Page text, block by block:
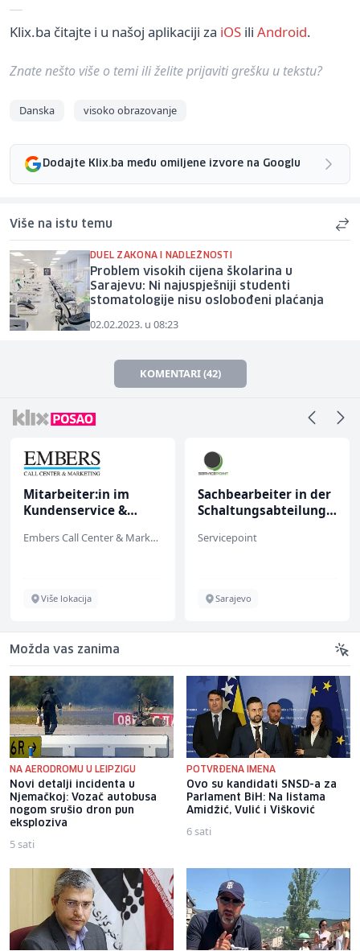
Klix.ba čitajte i u našoj aplikaciji za iOS ili Android.
Znate nešto više o temi ili želite prijaviti grešku u tekstu?
Danska visoko obrazovanje
Dodajte Klix.ba među omiljene izvore na Googlu
Više na istu temu
DUEL ZAKONA I NADLEŽNOSTI
Problem visokih cijena školarina u
Sarajevu: Ni najuspješniji studenti
stomatologije nisu oslobođeni plaćanja
02.02.2023. u 08:23
KOMENTARI (42)
Mitarbeiter:in im
Kundenservice &
Embers Call Center & Marketing
Više lokacija
Sachbearbeiter in der
Schaltungsabteilung
Servicepoint
Sarajevo
Možda vas zanima
NA AERODROMU U LEIPZIGU
Novi detalji incidenta u
Njemačkoj: Vozač autobusa
nogom srušio dron pun
eksploziva
5 sati
POTVRĐENA IMENA
Ovo su kandidati SNSD-a za
Parlament BiH: Na listama
Amidžić, Vulić i Višković
6 sati